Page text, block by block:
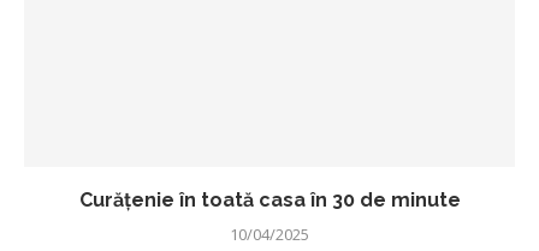
Curățenie în toată casa în 30 de minute
10/04/2025